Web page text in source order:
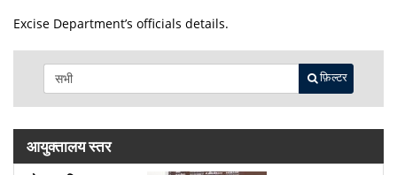
Excise Department’s officials details.
फ़िल्टर
आयुक्तालय स्तर